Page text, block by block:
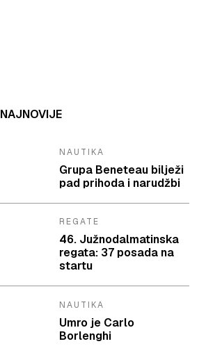
NAJNOVIJE
NAUTIKA
Grupa Beneteau bilježi
pad prihoda i narudžbi
REGATE
46. Južnodalmatinska
regata: 37 posada na
startu
NAUTIKA
Umro je Carlo
Borlenghi